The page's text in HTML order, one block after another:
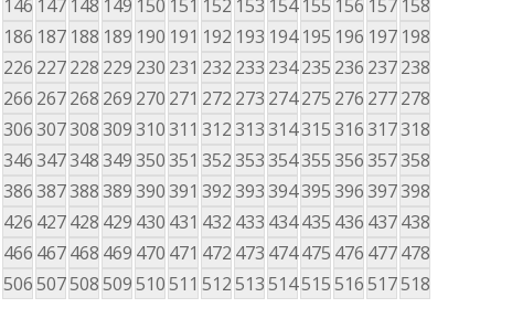
146 147 148 149 150 151 152 153 154 155 156 157 158
186 187 188 189 190 191 192 193 194 195 196 197 198
226 227228 229 230 231 232 233 234235 236 237238
266 267268 269 270 271 272 273 274275 276 277278
306307308309310311 312313314315316317318
346347348349350351 352353354355356357358
386387388389390391 392393394395396397398
426 427428 429 430 431 432 433 434435 436 437438
466 467468 469 470 471 472 473 474475 476 477478
506507508509510511 512513514515516517518